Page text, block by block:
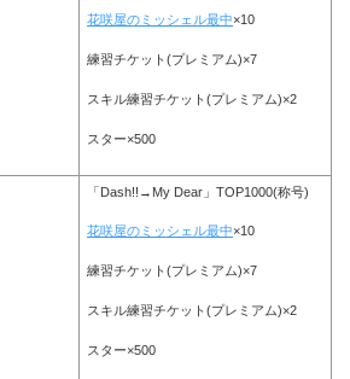
花咲屋のミッシェル最中×10
練習チケット(プレミアム)×7
スキル練習チケット(プレミアム)×2
スター×500
「Dash!!→My Dear」TOP1000(称号)
花咲屋のミッシェル最中×10
練習チケット(プレミアム)×7
スキル練習チケット(プレミアム)×2
スター×500